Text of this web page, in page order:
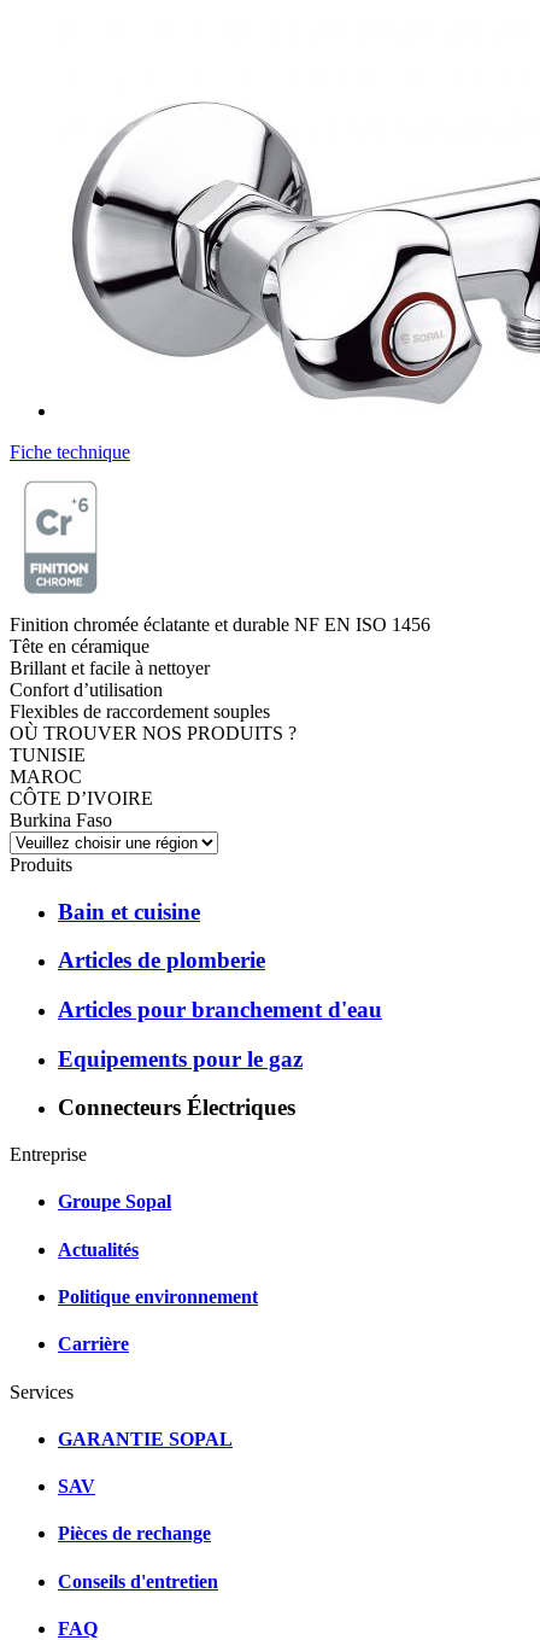
Fiche technique
Finition chromée éclatante et durable NF EN ISO 1456
Tête en céramique
Brillant et facile à nettoyer
Confort d’utilisation
Flexibles de raccordement souples
OÙ TROUVER NOS PRODUITS ?
TUNISIE
MAROC
CÔTE D’IVOIRE
Burkina Faso
Produits
Bain et cuisine
Articles de plomberie
Articles pour branchement d'eau
Equipements pour le gaz
Connecteurs Électriques
Entreprise
Groupe Sopal
Actualités
Politique environnement
Carrière
Services
GARANTIE SOPAL
SAV
Pièces de rechange
Conseils d'entretien
FAQ